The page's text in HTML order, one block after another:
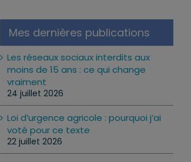
Mes dernières publications
Les réseaux sociaux interdits aux
moins de 15 ans : ce qui change
vraiment
24 juillet 2026
Loi d’urgence agricole : pourquoi j’ai
voté pour ce texte
22 juillet 2026